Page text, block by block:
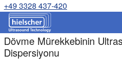
+49 3328 437-420
Dövme Mürekkebinin
Dispersiyonu